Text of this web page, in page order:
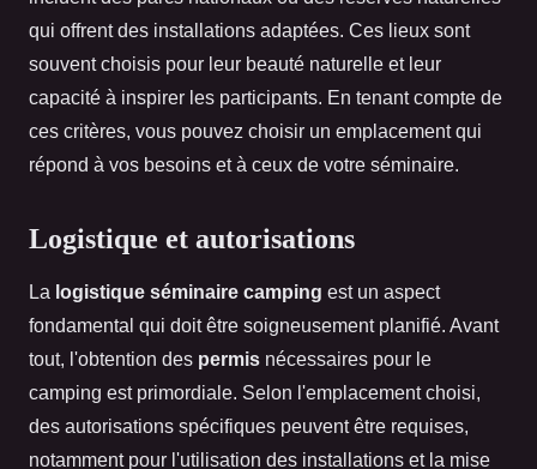
qui offrent des installations adaptées. Ces lieux sont
souvent choisis pour leur beauté naturelle et leur
capacité à inspirer les participants. En tenant compte de
ces critères, vous pouvez choisir un emplacement qui
répond à vos besoins et à ceux de votre séminaire.
Logistique et autorisations
La logistique séminaire camping est un aspect
fondamental qui doit être soigneusement planifié. Avant
tout, l'obtention des permis nécessaires pour le
camping est primordiale. Selon l'emplacement choisi,
des autorisations spécifiques peuvent être requises,
notamment pour l'utilisation des installations et la mise